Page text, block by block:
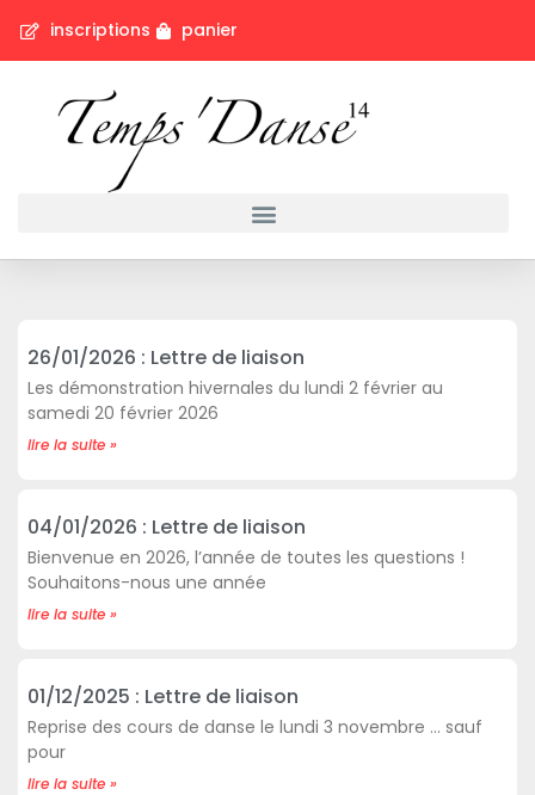
inscriptions panier
26/01/2026 : Lettre de liaison
Les démonstration hivernales du lundi 2 février au
samedi 20 février 2026
lire la suite »
04/01/2026 : Lettre de liaison
Bienvenue en 2026, l’année de toutes les questions !
Souhaitons-nous une année
lire la suite »
01/12/2025 : Lettre de liaison
Reprise des cours de danse le lundi 3 novembre … sauf
pour
lire la suite »